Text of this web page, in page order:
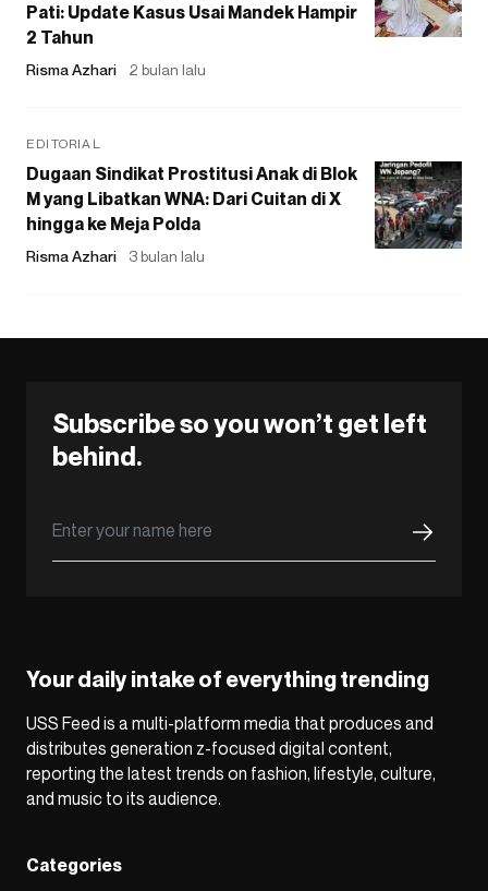
Pati: Update Kasus Usai Mandek Hampir
2 Tahun
Risma Azhari 2 bulan lalu
EDITORIAL
Dugaan Sindikat Prostitusi Anak di Blok
M yang Libatkan WNA: Dari Cuitan di X
hingga ke Meja Polda
Risma Azhari 3 bulan lalu
Subscribe so you won’t get left
behind.
Your daily intake of everything trending
USS Feed is a multi-platform media that produces and
distributes generation z-focused digital content,
reporting the latest trends on fashion, lifestyle, culture,
and music to its audience.
Categories